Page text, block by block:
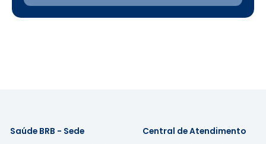
Saúde BRB - Sede
Central de Atendimento